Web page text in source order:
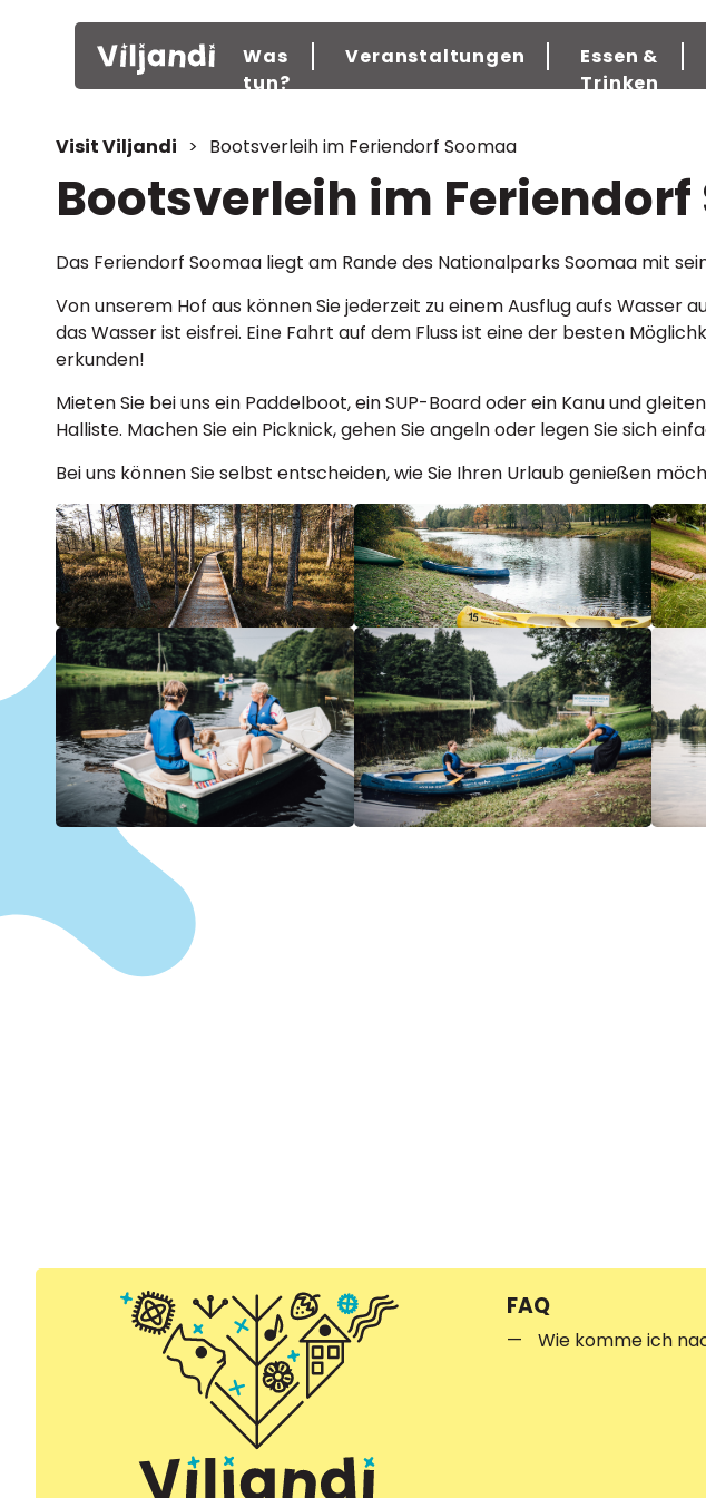
Was
tun?
Veranstaltungen
Essen &
Trinken
Visit Viljandi > Bootsverleih im Feriendorf Soomaa
Bootsverleih im Feriendorf
Das Feriendorf Soomaa liegt am Rande des Nationalparks Soomaa mit
Von unserem Hof aus können Sie jederzeit zu einem Ausflug aufs Wasser
das Wasser ist eisfrei. Eine Fahrt auf dem Fluss ist eine der besten
erkunden!
Mieten Sie bei uns ein Paddelboot, ein SUP-Board oder ein Kanu und
Halliste. Machen Sie ein Picknick, gehen Sie angeln oder legen Sie sich
Bei uns können Sie selbst entscheiden, wie Sie Ihren Urlaub genießen
FAQ
Wie komme ich